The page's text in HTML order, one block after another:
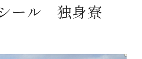
ール 独身寮